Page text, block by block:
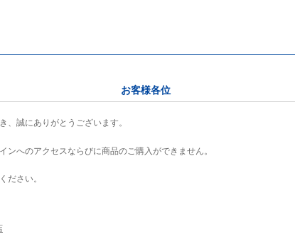
お客様各位
、誠にありがとうございます。
ンへのアクセスならびに商品のご購入ができません。
ださい。